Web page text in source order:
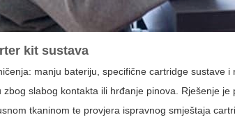
kit sustava
manju bateriju, specifične cartridge sustave
slabog kontakta ili hrđanje pinova. Rješenje
tkaninom te provjera ispravnog smještaja